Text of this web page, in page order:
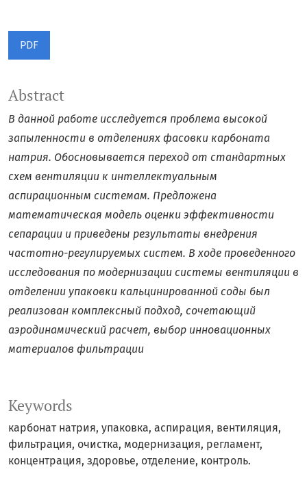
PDF
Keywords
карбонат натрия, упаковка, аспирация, вентиляция,
фильтрация, очистка, модернизация, регламент,
концентрация, здоровье, отделение, контроль.
Abstract
В данной работе исследуется проблема высокой
запыленности в отделениях фасовки карбоната
натрия. Обосновывается переход от стандартных
схем вентиляции к интеллектуальным
аспирационным системам. Предложена
математическая модель оценки эффективности
сепарации и приведены результаты внедрения
частотно-регулируемых систем. В ходе проведенного
исследования по модернизации системы вентиляции в
отделении упаковки кальцинированной соды был
реализован комплексный подход, сочетающий
аэродинамический расчет, выбор инновационных
материалов фильтрации